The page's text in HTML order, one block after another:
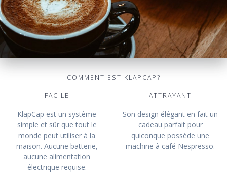
COMMENT EST KLAPCAP?
FACILE
KlapCap est un système
simple et sûr que tout le
monde peut utiliser à la
maison. Aucune batterie,
aucune alimentation
électrique requise.
ATTRAYANT
Son design élégant en fait un
cadeau parfait pour
quiconque possède une
machine à café Nespresso.